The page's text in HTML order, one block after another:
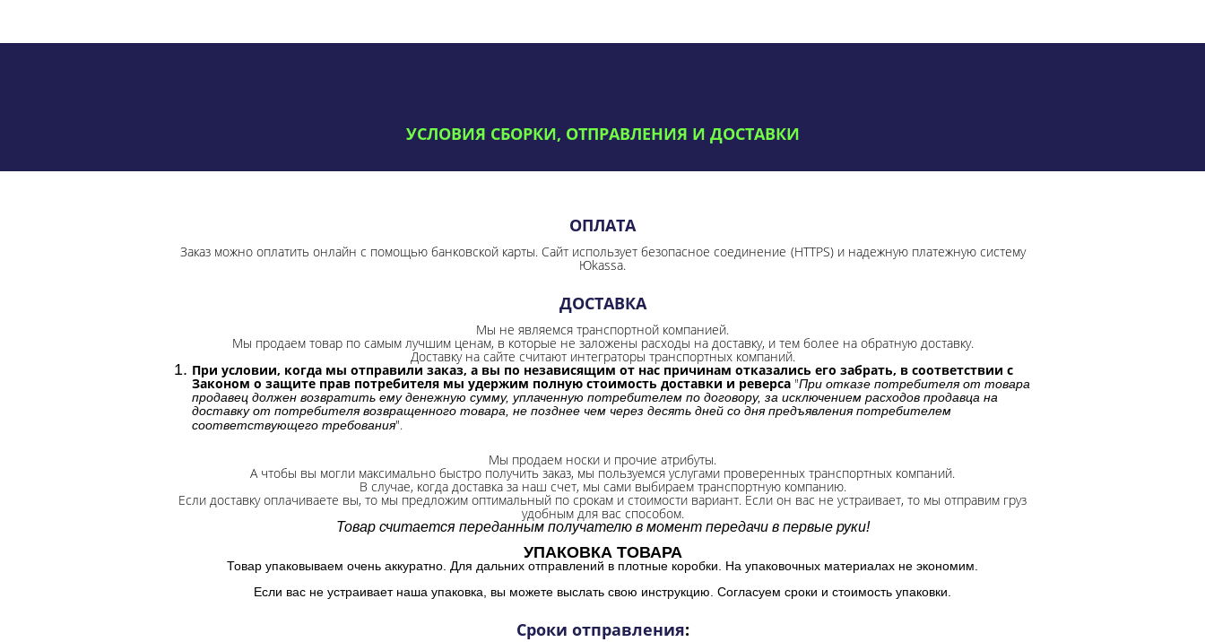
УСЛОВИЯ СБОРКИ, ОТПРАВЛЕНИЯ И ДОСТАВКИ
ОПЛАТА
Заказ можно оплатить онлайн с помощью банковской карты. Сайт использует безопасное соединение (HTTPS) и надежную платежную систему
Юkassa.
ДОСТАВКА
Мы не являемся транспортной компанией.
Мы продаем товар по самым лучшим ценам, в которые не заложены расходы на доставку, и тем более на обратную доставку.
Доставку на сайте считают интеграторы транспортных компаний.
При условии, когда мы отправили заказ, а вы по независящим от нас причинам отказались его забрать, в соответствии с
Законом о защите прав потребителя мы удержим полную стоимость доставки и реверса "При отказе потребителя от товара
продавец должен возвратить ему денежную сумму, уплаченную потребителем по договору, за исключением расходов продавца на
доставку от потребителя возвращенного товара, не позднее чем через десять дней со дня предъявления потребителем
соответствующего требования".
Мы продаем носки и прочие атрибуты.
А чтобы вы могли максимально быстро получить заказ, мы пользуемся услугами проверенных транспортных компаний.
В случае, когда доставка за наш счет, мы сами выбираем транспортную компанию.
Если доставку оплачиваете вы, то мы предложим оптимальный по срокам и стоимости вариант. Если он вас не устраивает, то мы отправим груз
удобным для вас способом.
Товар считается переданным получателю в момент передачи в первые руки!
УПАКОВКА ТОВАРА
Товар упаковываем очень аккуратно. Для дальних отправлений в плотные коробки. На упаковочных материалах не экономим.
Если вас не устраивает наша упаковка, вы можете выслать свою инструкцию. Согласуем сроки и стоимость упаковки.
Сроки отправления: